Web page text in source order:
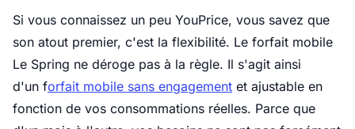
Si vous connaissez un peu YouPrice, vous savez que
son atout premier, c'est la flexibilité. Le forfait mobile
Le Spring ne déroge pas à la règle. Il s'agit ainsi
d'un forfait mobile sans engagement et ajustable en
fonction de vos consommations réelles. Parce que